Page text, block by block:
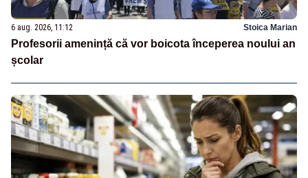
6 aug. 2026, 11:12 Stoica Marian
Profesorii amenință că vor boicota începerea noului an
școlar